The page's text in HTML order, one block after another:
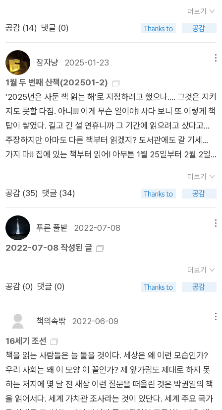
미한다. 그런 의미에서 ‘능력주의의 대안은 곧 불평등의 대안’이
며, 더 이상 당연하지 않은 크고 작은 특권들을 해소하는 것으로
해소여야 한다. 이를 정치의 언어로 번역하면 권력의 분점이기도
하다. 구체적으로 그것은 선출되지 않은 권력인 검찰과 법원의 전
횡을 효과적으로 억제하고, 초헌법적 사면권을 포함한 대통령의
‘제왕적 권력’을 축소하며, 특정 계급의 이익을 주로 대의하는 의
회 권력의 대표성 왜곡을 교정하는 것을 의미한다. 또 대기업에
대한 각종 특혜를 폐지하고 중소기업을 실질적으로 지원하며, 플
랫폼 노동과 비정규직 노동 등 방치되어온 노동권 사각지대를 해
소하는 등의 광범위한 사회개혁 프로그램을 의미하기도 한다. 이
주의에서 효과적 민주주의로의 이행, 다시 말해 실질적 민주화다.
(251쪽)질문에 대한 답이 너무 원론적이라 약간 실망스럽다. 하
지만, 이런 것에서 '정답'을 찾겠다고 생각하는 나 자신이 너무 게
으르고, 약자적이다. 어떻게든 길을 만들어야지, 따라갈 생각이나
하고 있으니 말이다. 저자의 말처럼. 공리주의, 평등주의, 자유지
상주의 세 가지 중에 단 하나만 정답이 될 수 있다는 생각은 위험
하다. 더 많은 옵션이 있을 수 있고, 경우에 따라 조건과 맥락에
따라 다르게 쓸 수 있어야 한다는 원론적인 답만을 나도 따라할
면 좋을 것이라 생각합니다.2종 보통 키워드꼼꼼하게 책을 읽은
당신을 위해 핵심을 짚어드리는 2종 보통 키워드입니다.제가 꼽
은 키워드는 한국의 능력주의입니다.박권일 작가가 보기에 한국
은 능력주의가 지배하는 사회입니다. 능력주의란 업적의 지배, 지
금까지 해온 것에 대한 대우나 그럴 가능성이 있는 사람에 대한
차등적 우대를 뜻하는 단어입니다. 하지만 다른 나라의 능력주의
와 구별되는 독특한 몇 가지 역사 사회 문화적 맥락이 있다는 점
을 설명하려 합니다. 아마도 외국의 다른 능력주의, 더 정확히는
미국 보수주의자들의 개척자적 능력주의 라고 부를만한 것과는
또 다른 무엇입니다. 그 차이점의 중심에 바로 ‘시험’이 있죠.모든
청취자 여러분들이 알고 있듯 시험은 형식적 공정성을 담보하는
꽤 합리적인 방식입니다. 그와 동시에 시험을 준비하는 과정에 영
향을 미치는 실질적 불평등을 가리고, 실질적 불평등이 만들어낸
정성을 내세워 인력 채용에 들어가는 자원을 최소화하려는 여러
조직의 무분별한 시험 채용 때문에 사회의 모든 영역이 시험에 지
배당하는 문화가 만들어졌습니다. 그리고 이 시험들을 통과했는
일어납니다.이 책은 한국의 능력주의 맥락에서 시험이 지니는 또
하나의 특징으로 지대추구 경향을 꼽습니다. 지대추구란 생산성
의 향상이나 효용 없이 개인이 이득을 가져가는 성향을 뜻하는 경
제학 용어인데요. 박권일 작가는 시험이 능력을 검증하는 수단이
얻어가는 수단으로 작동한다고 분석합니다. 성인이 되기 이전에
는 고등학교 입시나 대입 입시, 성인이 된 이후에는 변시 사시 공
시 외시 등 각종 시험들이 많든 적든 이런 성격을 모두 갖고 있습
니다.예를 들어, 대입 시험을 잘 봤다고 해서 아무 회사에서나 일
을 잘하는 것은 아니지만, 그리고 그 사실을 우리 모두 알고 있지
평등을 당연시함으로써 불평등을 재생산한다. 불평등이 심화되
면 민주주의도 악화한다. ... 능력주의의 핵심 기능은 불평등이
결과 불평등으로 가야 할 문제의식은 모두 불공정 논란에 빨려 들
어가고 만다... 우리는, 개인의 능력이라는 게 생각보다 명백하지
않으며 그 차이에 대한 현재의 보상체계도 대부분 정당하지 않다
는 사실을 알게 된다. 많은 사람들이 상속이나 세습은 신분에 따
른 차별이며 불공정하고 부정의하다고 생각하는 반면, 능력에 따
른 차별은 공정하고 정의롭다고 생각한다. 틀렸다. 둘 다 불공정
하고 부정의하다. 능력주의의 내적 논리를 하나하나 따져보면, 그
것이 편견에 치우친 고대 철학과 오류로 판명된 경제학 이론 등이
무비판적으로 뒤섞인 채 차별을 정당화하는 이데올로기임이 드
러난다. (8~9 페이지) 한국 능력주의의 핵심적인 특징은 '시험
공개경쟁시험 결과에 따라 결정된다는 점에서, 지위와 권한이 실
질적 기여나 업적에 따라 조정되는 다른 나라와 확연히 구별된다.
한국의 수많은 시험들 중 특히 중요한 시험이 몇 가지 있다. 대학
xaminations'으로서, 합격자와 불합격자의 이후 삶에 글자 그대
데 너무나 중요한 비중을 차지하다 보니 한국인의 삶은 시험으로
어진다. 그것이 '시험-지대exam-rent'이다. 시험에 따라 그것은
더보기
공감 (14) 댓글 (0)
잠자냥 2025-01-23
1월 두 번째 산책(202501-2)
‘2025년은 사둔 책 읽는 해’로 지정하려고 했으나.... 그것은 지키
지도 못할 다짐. 아니!!! 이게 무슨 일이야! 사다 보니 또 이렇게 책
탑이 쌓였다. 길고 긴 설 연휴니까 그 기간에 읽으려고 샀다고...
주장하지만 아마도 다른 책부터 읽겠지? 도서관에도 갈 기세...
가지 마!! 집에 있는 책부터 읽어! 아무튼 1월 25일부터 2월 2일
도 보고 뒹굴뒹굴. 꺄... 너무 씐나 >_< 엘리자베스 보웬, <한낮
의 열기>열린책들 세계문학 시리즈에서 오랜만에 산 것 같다. 그
20세기 영국 문학에 커다란 족적을 남긴 엘리자베스 보엔의 대
표작”이라고. 스릴러가 섞인 누아르적 전개라는데 우앙!! 넘나 재
커상/2015년 가디언 선정 최고의 소설 100/2019년 BBC 선정
가장 영향력 있는 소설 등등 소문 자자했던 명작. 구판은 절판 상
학 시리즈로 재출간. 50대 백인 교수인 데이비드 루리는 제자 멜
라니와의 관계로 인해 추문의 주인공이 된다. 그 이후 벌어지는
사건들..... 지금 읽고 있는데 정말 감탄 또 감탄 중. 역시 명불허전
이로구나. 브래디 미카코, <밑바닥에서 전합니다!- 빈민가에서
바라본 혼탁해지는 정치와 사회><나는 옐로에 화이트에 약간
블루>로 알려진 에세이스트 브래디 미카코의 사회평론집. 일본
에서 영국으로 이주해 빈민가에 발 딛고 살면서 저자가 바라본 영
더보기
공감 (35) 댓글 (34)
푸른 풀밭 2022-07-08
2022-07-08 작성된 글
더보기
공감 (0) 댓글 (0)
책의속밖 2022-06-09
16세기 조선
책을 읽는 사람들은 늘 물을 것이다. 세상은 왜 이런 모습인가?
우리 사회는 왜 이 모양 이 꼴인가? 제 앞가림도 제대로 하지 못
하는 처지에 몇 달 전 새삼 이런 질문을 떠올린 것은 박권일의 책
을 읽어서다. 세계 가치관 조사라는 것이 있단다. 세계 주요 국가